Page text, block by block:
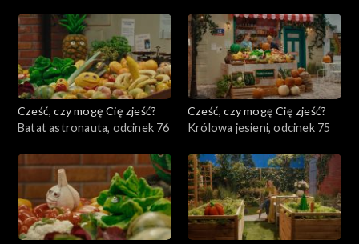
Cześć, czy mogę Cię zjeść?
Batat astronauta, odcinek 76
Cześć, czy mogę Cię zjeść?
Królowa jesieni, odcinek 75